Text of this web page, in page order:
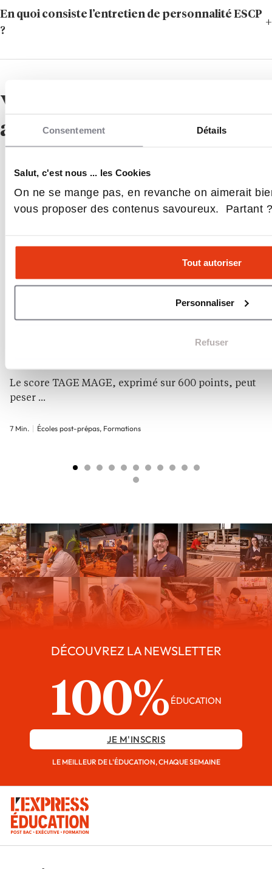
Consentement Détails
Salut, c'est nous ... les Cookies
On ne se mange pas, en revanche on aimerait
vous proposer des contenus savoureux. Partant ?
Tout autoriser
Personnaliser
Refuser
En quoi consiste l’entretien de personnalité ESCP
?
Vous aimerez
aussi !
Le score TAGE MAGE, exprimé sur 600 points, peut
peser ...
7 Min. Écoles post-prépas, Formations
DÉCOUVREZ LA NEWSLETTER
100% ÉDUCATION
JE M'INSCRIS
LE MEILLEUR DE L'ÉDUCATION, CHAQUE SEMAINE